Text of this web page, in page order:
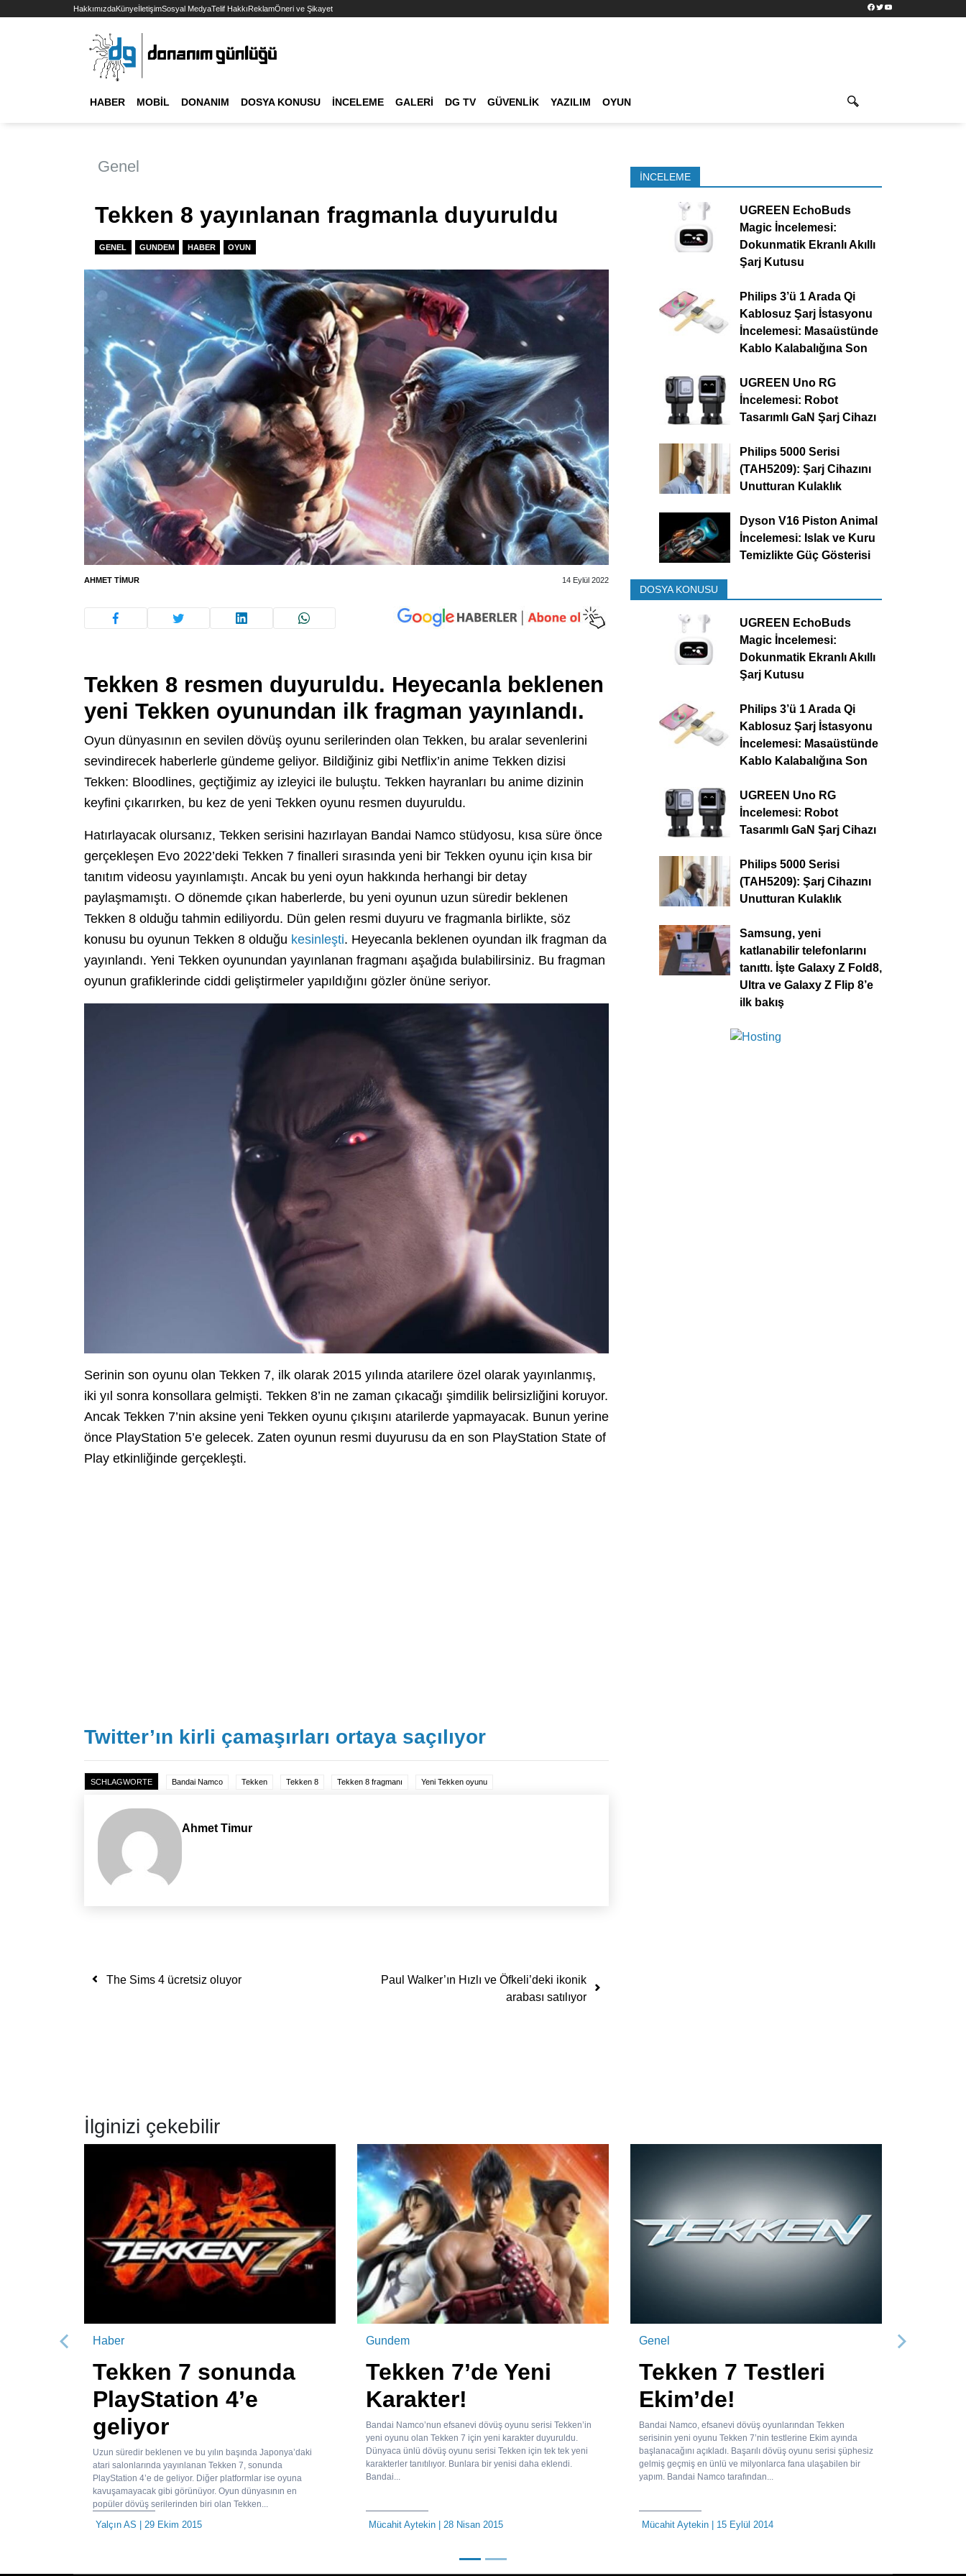
HakkımızdaKünyeİletişimSosyal MedyaTelif HakkıReklamÖneri ve Şikayet Facebook
TwitterYouTube
HABER MOBIL DONANIM DOSYA KONUSU İNCELEME GALERI DG TV GÜVENLIK YAZILIM OYUN
Genel
Tekken 8 yayınlanan fragmanla duyuruldu
GENEL GUNDEM HABER OYUN
AHMET TIMUR 14 Eylül 2022
Tekken 8 resmen duyuruldu. Heyecanla beklenen
yeni Tekken oyunundan ilk fragman yayınlandı.
Oyun dünyasının en sevilen dövüş oyunu serilerinden olan Tekken, bu aralar sevenlerini
sevindirecek haberlerle gündeme geliyor. Bildiğiniz gibi Netflix’in anime Tekken dizisi
Tekken: Bloodlines, geçtiğimiz ay izleyici ile buluştu. Tekken hayranları bu anime dizinin
keyfini çıkarırken, bu kez de yeni Tekken oyunu resmen duyuruldu.
Hatırlayacak olursanız, Tekken serisini hazırlayan Bandai Namco stüdyosu, kısa süre önce
gerçekleşen Evo 2022’deki Tekken 7 finalleri sırasında yeni bir Tekken oyunu için kısa bir
tanıtım videosu yayınlamıştı. Ancak bu yeni oyun hakkında herhangi bir detay
paylaşmamıştı. O dönemde çıkan haberlerde, bu yeni oyunun uzun süredir beklenen
Tekken 8 olduğu tahmin ediliyordu. Dün gelen resmi duyuru ve fragmanla birlikte, söz
konusu bu oyunun Tekken 8 olduğu kesinleşti. Heyecanla beklenen oyundan ilk fragman da
yayınlandı. Yeni Tekken oyunundan yayınlanan fragmanı aşağıda bulabilirsiniz. Bu fragman
oyunun grafiklerinde ciddi geliştirmeler yapıldığını gözler önüne seriyor.
Serinin son oyunu olan Tekken 7, ilk olarak 2015 yılında atarilere özel olarak yayınlanmış,
iki yıl sonra konsollara gelmişti. Tekken 8’in ne zaman çıkacağı şimdilik belirsizliğini koruyor.
Ancak Tekken 7’nin aksine yeni Tekken oyunu çıkışını atarilerde yapmayacak. Bunun yerine
önce PlayStation 5’e gelecek. Zaten oyunun resmi duyurusu da en son PlayStation State of
Play etkinliğinde gerçekleşti.
Twitter’ın kirli çamaşırları ortaya saçılıyor
SCHLAGWORTE Bandai Namco Tekken Tekken 8 Tekken 8 fragmanı Yeni Tekken oyunu
Ahmet Timur
Yazı dolaşımı
The Sims 4 ücretsiz oluyor
Paul Walker’ın Hızlı ve Öfkeli’deki ikonik
arabası satılıyor
İNCELEME
UGREEN EchoBuds
Magic İncelemesi:
Dokunmatik Ekranlı Akıllı
Şarj Kutusu
Philips 3’ü 1 Arada Qi
Kablosuz Şarj İstasyonu
İncelemesi: Masaüstünde
Kablo Kalabalığına Son
UGREEN Uno RG
İncelemesi: Robot
Tasarımlı GaN Şarj Cihazı
Philips 5000 Serisi
(TAH5209): Şarj Cihazını
Unutturan Kulaklık
Dyson V16 Piston Animal
İncelemesi: Islak ve Kuru
Temizlikte Güç Gösterisi
DOSYA KONUSU
UGREEN EchoBuds
Magic İncelemesi:
Dokunmatik Ekranlı Akıllı
Şarj Kutusu
Philips 3’ü 1 Arada Qi
Kablosuz Şarj İstasyonu
İncelemesi: Masaüstünde
Kablo Kalabalığına Son
UGREEN Uno RG
İncelemesi: Robot
Tasarımlı GaN Şarj Cihazı
Philips 5000 Serisi
(TAH5209): Şarj Cihazını
Unutturan Kulaklık
Samsung, yeni
katlanabilir telefonlarını
tanıttı. İşte Galaxy Z Fold8,
Ultra ve Galaxy Z Flip 8’e
ilk bakış
İlginizi çekebilir
Haber
Tekken 7 sonunda
PlayStation 4’e
geliyor
Uzun süredir beklenen ve bu yılın başında Japonya’daki
atari salonlarında yayınlanan Tekken 7, sonunda
PlayStation 4’e de geliyor. Diğer platformlar ise oyuna
kavuşamayacak gibi görünüyor. Oyun dünyasının en
popüler dövüş serilerinden biri olan Tekken...
Yalçın AS | 29 Ekim 2015
Gundem
Tekken 7’de Yeni
Karakter!
Bandai Namco’nun efsanevi dövüş oyunu serisi Tekken’in
yeni oyunu olan Tekken 7 için yeni karakter duyuruldu.
Dünyaca ünlü dövüş oyunu serisi Tekken için tek tek yeni
karakterler tanıtılıyor. Bunlara bir yenisi daha eklendi.
Bandai...
Mücahit Aytekin| 28 Nisan 2015
Genel
Tekken 7 Testleri
Ekim’de!
Bandai Namco, efsanevi dövüş oyunlarından Tekken
serisinin yeni oyunu Tekken 7’nin testlerine Ekim ayında
başlanacağını açıkladı. Başarılı dövüş oyunu serisi şüphesiz
gelmiş geçmiş en ünlü ve milyonlarca fana ulaşabilen bir
yapım. Bandai Namco tarafından...
Mücahit Aytekin| 15 Eylül 2014
Önceki Sonraki